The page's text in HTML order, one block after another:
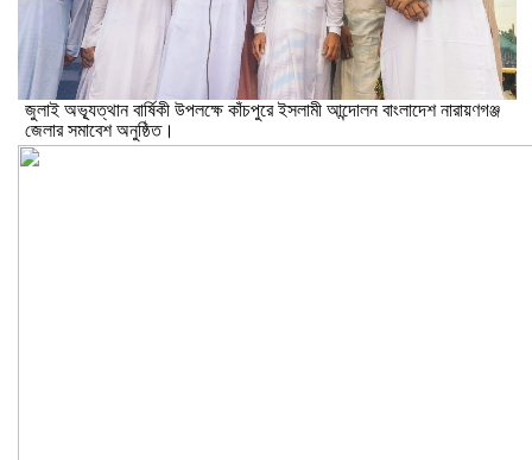
জুলাই অভ্যূত্থান বার্ষিকী উপলক্ষে কাঁচপুরে ইসলামী আন্দোলন বাংলাদেশ নারায়ণগঞ্জ
জেলার সমাবেশ অনুষ্ঠিত।